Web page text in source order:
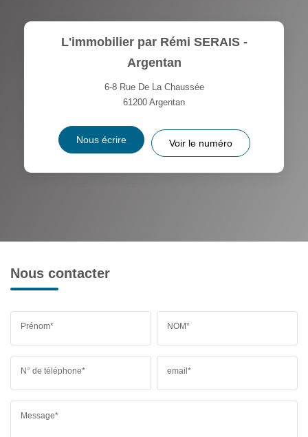
L'immobilier par Rémi SERAIS -
Argentan
6-8 Rue De La Chaussée
61200 Argentan
Nous écrire Voir le numéro
Nous contacter
Prénom* NOM*
N° de téléphone* email*
Message*